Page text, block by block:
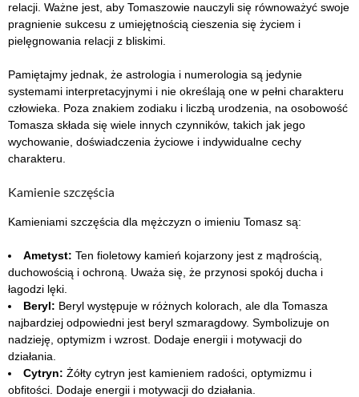
relacji. Ważne jest, aby Tomaszowie nauczyli się równoważyć swoje
pragnienie sukcesu z umiejętnością cieszenia się życiem i
pielęgnowania relacji z bliskimi.
Pamiętajmy jednak, że astrologia i numerologia są jedynie
systemami interpretacyjnymi i nie określają one w pełni charakteru
człowieka. Poza znakiem zodiaku i liczbą urodzenia, na osobowość
Tomasza składa się wiele innych czynników, takich jak jego
wychowanie, doświadczenia życiowe i indywidualne cechy
charakteru.
Kamienie szczęścia
Kamieniami szczęścia dla mężczyzn o imieniu Tomasz są:
Ametyst: Ten fioletowy kamień kojarzony jest z mądrością,
duchowością i ochroną. Uważa się, że przynosi spokój ducha i
łagodzi lęki.
Beryl: Beryl występuje w różnych kolorach, ale dla Tomasza
najbardziej odpowiedni jest beryl szmaragdowy. Symbolizuje on
nadzieję, optymizm i wzrost. Dodaje energii i motywacji do
działania.
Cytryn: Żółty cytryn jest kamieniem radości, optymizmu i
obfitości. Dodaje energii i motywacji do działania.